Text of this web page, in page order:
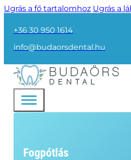
Ugrás a fő tartalomhoz Ugrás a
+36 30 950 1614
info@budaorsdental.hu
Fogpótlás